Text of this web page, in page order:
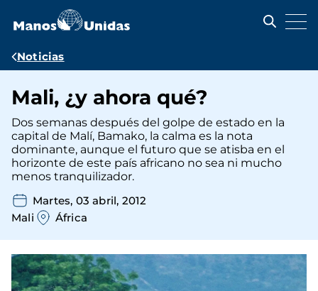
contenido
Ruta
navegación
Noticias
Mali, ¿y ahora qué?
Dos semanas después del golpe de estado en la
capital de Malí, Bamako, la calma es la nota
dominante, aunque el futuro que se atisba en el
horizonte de este país africano no sea ni mucho
menos tranquilizador.
Martes, 03 abril, 2012
Mali
África